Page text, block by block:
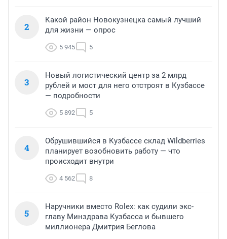
2
Какой район Новокузнецка самый лучший
для жизни — опрос
5 945 5
3
Новый логистический центр за 2 млрд
рублей и мост для него отстроят в Кузбассе
— подробности
5 892 5
4
Обрушившийся в Кузбассе склад Wildberries
планирует возобновить работу — что
происходит внутри
4 562 8
5
Наручники вместо Rolex: как судили экс-
главу Минздрава Кузбасса и бывшего
миллионера Дмитрия Беглова